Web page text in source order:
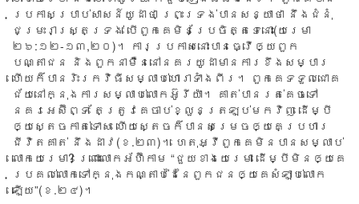
ប្រកាស​ប្រាប់​សាសន៍​យូដាថា​ ព្រះ​ទ្រង់​បាន​សន្យា​ថា នឹង​ជំនុំ​
ជម្រះ​រាស្រ្ត​ទ្រង់ បើ​ពួក​គេ​មិន​ប្រែ​ចិត្ត​ទេ​នោះ(យេរេមា
២៦:១២-១៣,២០)។ ការ​ប្រកាស​នោះ​បាន​ធ្វើ​ឲ្យ​ពួក​
បណ្តាជន និង​ពួក​នាម៉ឺន​នៅ​នគរ​យូដា​មាន​ការ​ខឹង​សម្បារ
ហើយ​ក៏​បាន​រិះ​រក​វិធី​សម្លាប់​ហោរា​ទាំង​ពីរ។ ពួក​គេ​ទទួល​ជោគ​
ជ័យ​នៅ​ក្នុង​ការ​សម្លាប់​លោក​អ៊ូរីយ៉ា។ គាត់​បាន​រត់​គេច​ទៅ​
នគរ​អេស៊ីព្ទ តែ​ត្រូវ​គេ​ចាប់​ខ្លួន​ត្រឡប់​មក​វិញ ដើម្បី​
ឲ្យ​ស្តេច​កាត់​ទោស ហើយ​ស្តេច​ក៏​បាន​សម្រេច​ឲ្យ​គេ​ប្រហារ​
ជីវិត​គាត់ នឹង​ដាវ(ខ.២៣)។ ហេតុ​អ្វី​ពួក​គេ​មិន​បាន​សម្លាប់​
លោក​យេរេមា? ព្រោះ​លោក​អ័ហ៊ីកាម ​“ជួយ​ខាង​យេរេមា ដើម្បី​មិន​ឲ្យ​គេ​
ប្រគល់​លោក​ទៅ​ក្នុង​កណ្តាប់​ដៃ​នៃ​ពួក​ជន​ឲ្យ​គេ​សំឡាប់​លោក​
ឡើយ”(ខ.២៤)។